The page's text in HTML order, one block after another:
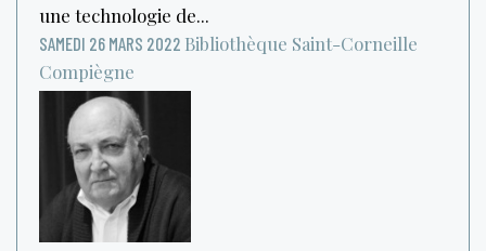
une technologie de...
SAMEDI 26 MARS 2022 Bibliothèque Saint-Corneille
Compiègne